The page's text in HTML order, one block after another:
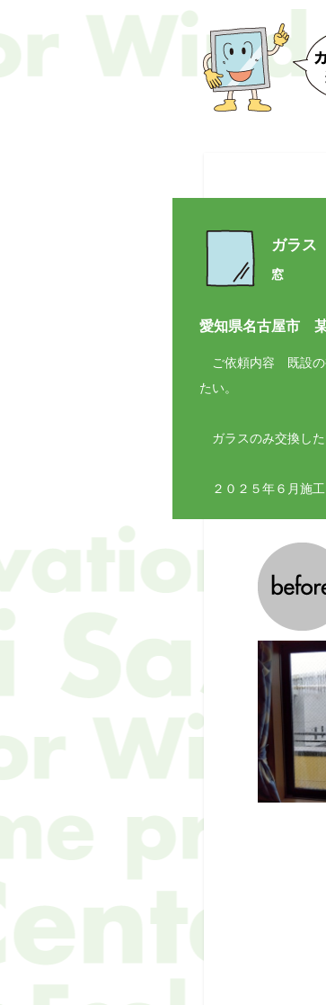
ガラス
窓
愛知県名古屋市
ご依頼内容 既設の
たい。
ガラスのみ交換した
２０２５年６月施工